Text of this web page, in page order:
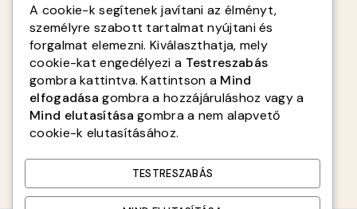
Fiorenzato
Infók
Rólunk
ÁSZF
Adatvédelmi tájékoztató
Kapcsolat
A cookie-k segítenek javítani az élményt,
személyre szabott tartalmat nyújtani és
forgalmat elemezni. Kiválaszthatja, mely
cookie-kat engedélyezi a Testreszabás
gombra kattintva. Kattintson a Mind
elfogadása gombra a hozzájáruláshoz vagy a
Mind elutasítása gombra a nem alapvető
cookie-k elutasításához.
TESTRESZABÁS